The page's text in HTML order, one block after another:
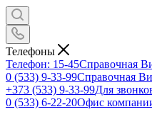
Телефоны
Телефон: 15-45Справочная
0 (533) 9-33-99Справочная
+373 (533) 9-33-99Для
0 (533) 6-22-20Офис